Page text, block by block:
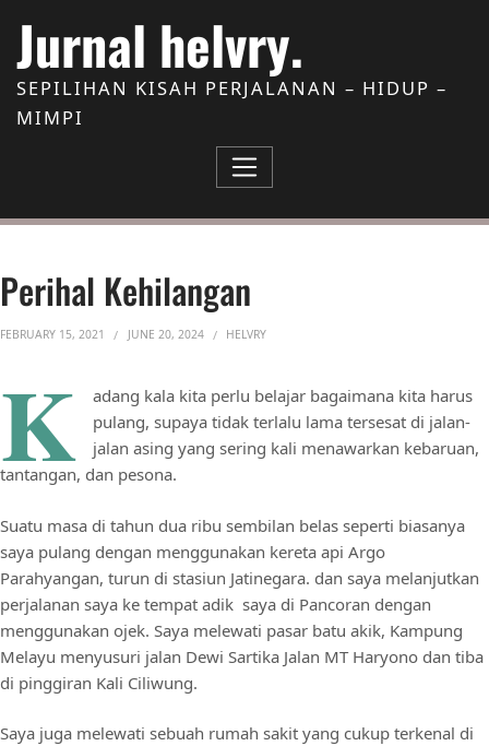
Jurnal helvry.
SEPILIHAN KISAH PERJALANAN – HIDUP –
MIMPI
Perihal Kehilangan
FEBRUARY 15, 2021 JUNE 20, 2024 HELVRY
K
adang kala kita perlu belajar bagaimana kita harus
pulang, supaya tidak terlalu lama tersesat di jalan-
jalan asing yang sering kali menawarkan kebaruan,
tantangan, dan pesona.
Suatu masa di tahun dua ribu sembilan belas seperti biasanya
saya pulang dengan menggunakan kereta api Argo
Parahyangan, turun di stasiun Jatinegara. dan saya melanjutkan
perjalanan saya ke tempat adik saya di Pancoran dengan
menggunakan ojek. Saya melewati pasar batu akik, Kampung
Melayu menyusuri jalan Dewi Sartika Jalan MT Haryono dan tiba
di pinggiran Kali Ciliwung.
Saya juga melewati sebuah rumah sakit yang cukup terkenal di